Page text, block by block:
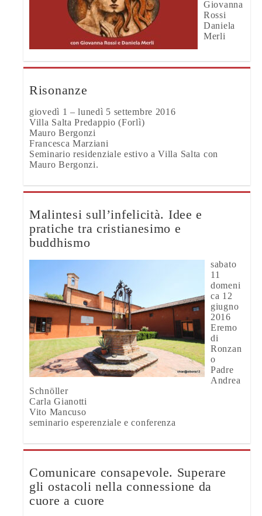
Giovanna
Rossi
Daniela
Merli
Risonanze
giovedì 1 – lunedì 5 settembre 2016
Villa Salta Predappio (Forlì)
Mauro Bergonzi
Francesca Marziani
Seminario residenziale estivo a Villa Salta con
Mauro Bergonzi.
Malintesi sull’infelicità. Idee e
pratiche tra cristianesimo e
buddhismo
sabato
11
domeni
ca 12
giugno
2016
Eremo
di
Ronzan
o
Padre
Andrea
Schnöller
Carla Gianotti
Vito Mancuso
seminario esperenziale e conferenza
Comunicare consapevole. Superare
gli ostacoli nella connessione da
cuore a cuore